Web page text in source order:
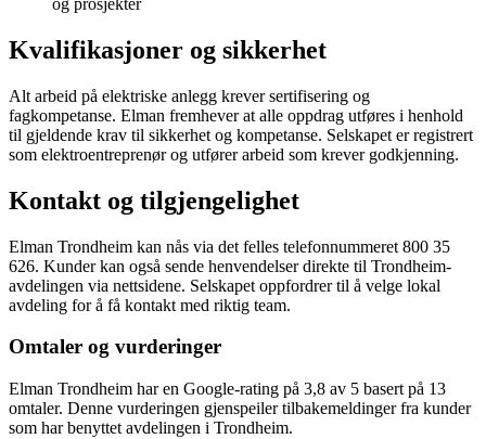
og prosjekter
Kvalifikasjoner og sikkerhet
Alt arbeid på elektriske anlegg krever sertifisering og
fagkompetanse. Elman fremhever at alle oppdrag utføres i henhold
til gjeldende krav til sikkerhet og kompetanse. Selskapet er registrert
som elektroentreprenør og utfører arbeid som krever godkjenning.
Kontakt og tilgjengelighet
Elman Trondheim kan nås via det felles telefonnummeret 800 35
626. Kunder kan også sende henvendelser direkte til Trondheim-
avdelingen via nettsidene. Selskapet oppfordrer til å velge lokal
avdeling for å få kontakt med riktig team.
Omtaler og vurderinger
Elman Trondheim har en Google-rating på 3,8 av 5 basert på 13
omtaler. Denne vurderingen gjenspeiler tilbakemeldinger fra kunder
som har benyttet avdelingen i Trondheim.